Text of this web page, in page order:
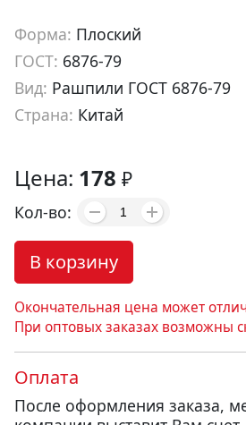
Форма: Плоский
ГОСТ: 6876-79
Вид: Рашпили ГОСТ 6876-79
Страна: Китай
Цена: 178 ₽
Кол-во:
В корзину
Окончательная цена может
При оптовых заказах возможны
Оплата
После оформления заказа,